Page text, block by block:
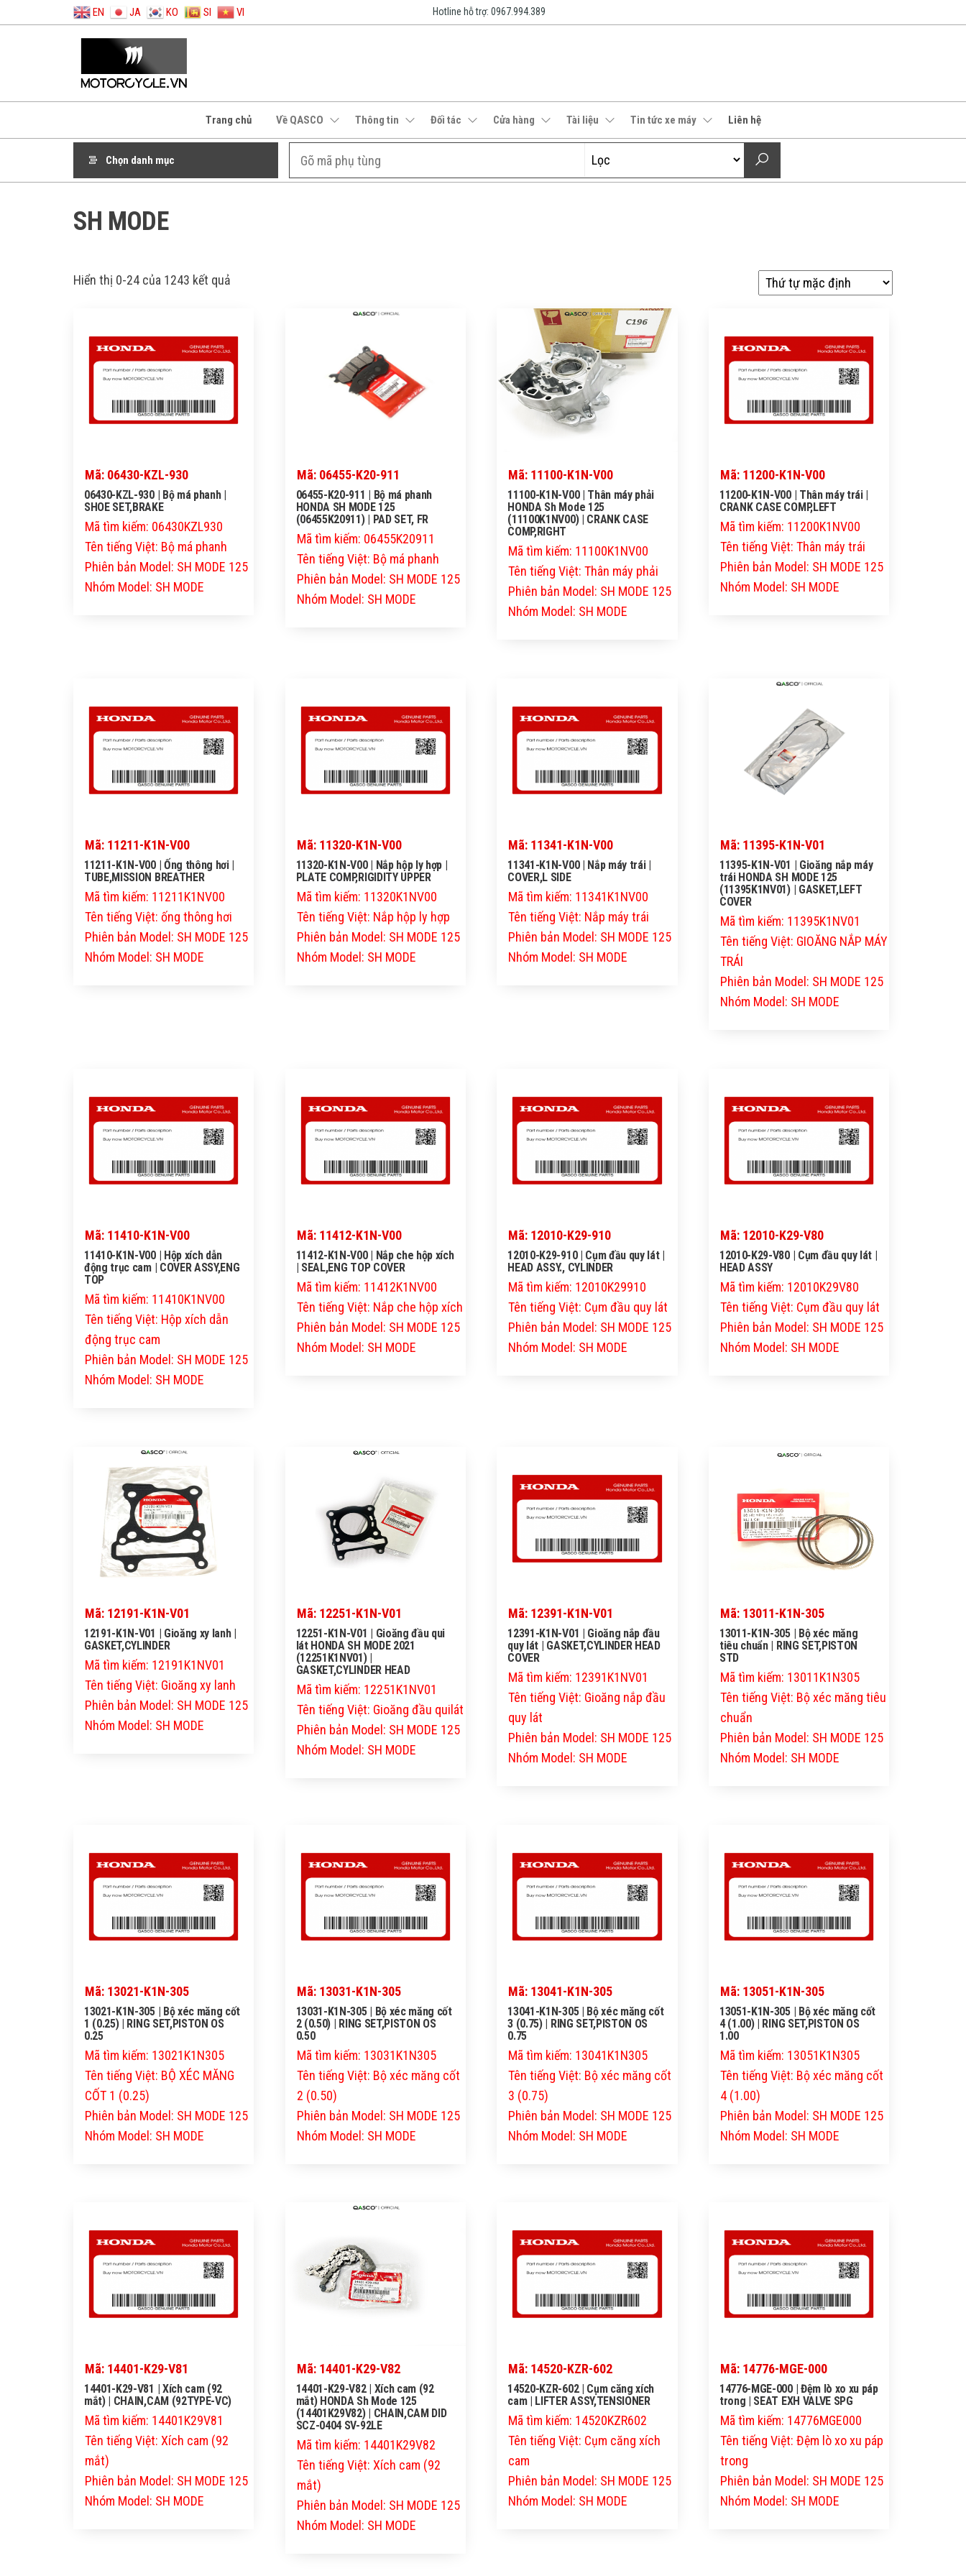
EN JA KO SI VI Hotline hỗ trợ: 0967.994.389
Trang chủ Về QASCO Thông tin Đối tác Cửa hàng Tài liệu Tin tức xe máy Liên hệ
Chọn danh mục
SH MODE
Hiển thị 0-24 của 1243 kết quả
Mã: 06430-KZL-930
06430-KZL-930 | Bộ má phanh |
SHOE SET,BRAKE
Mã tìm kiếm: 06430KZL930
Tên tiếng Việt: Bộ má phanh
Phiên bản Model: SH MODE 125
Nhóm Model: SH MODE
Mã: 06455-K20-911
06455-K20-911 | Bộ má phanh
HONDA SH MODE 125
(06455K20911) | PAD SET, FR
Mã tìm kiếm: 06455K20911
Tên tiếng Việt: Bộ má phanh
Phiên bản Model: SH MODE 125
Nhóm Model: SH MODE
Mã: 11100-K1N-V00
11100-K1N-V00 | Thân máy phải
HONDA Sh Mode 125
(11100K1NV00) | CRANK CASE
COMP,RIGHT
Mã tìm kiếm: 11100K1NV00
Tên tiếng Việt: Thân máy phải
Phiên bản Model: SH MODE 125
Nhóm Model: SH MODE
Mã: 11200-K1N-V00
11200-K1N-V00 | Thân máy trái |
CRANK CASE COMP,LEFT
Mã tìm kiếm: 11200K1NV00
Tên tiếng Việt: Thân máy trái
Phiên bản Model: SH MODE 125
Nhóm Model: SH MODE
Mã: 11211-K1N-V00
11211-K1N-V00 | Ống thông hơi |
TUBE,MISSION BREATHER
Mã tìm kiếm: 11211K1NV00
Tên tiếng Việt: ống thông hơi
Phiên bản Model: SH MODE 125
Nhóm Model: SH MODE
Mã: 11320-K1N-V00
11320-K1N-V00 | Nắp hộp ly hợp |
PLATE COMP,RIGIDITY UPPER
Mã tìm kiếm: 11320K1NV00
Tên tiếng Việt: Nắp hộp ly hợp
Phiên bản Model: SH MODE 125
Nhóm Model: SH MODE
Mã: 11341-K1N-V00
11341-K1N-V00 | Nắp máy trái |
COVER,L SIDE
Mã tìm kiếm: 11341K1NV00
Tên tiếng Việt: Nắp máy trái
Phiên bản Model: SH MODE 125
Nhóm Model: SH MODE
Mã: 11395-K1N-V01
11395-K1N-V01 | Gioăng nắp máy
trái HONDA SH MODE 125
(11395K1NV01) | GASKET,LEFT
COVER
Mã tìm kiếm: 11395K1NV01
Tên tiếng Việt: GIOĂNG NẮP MÁY
TRÁI
Phiên bản Model: SH MODE 125
Nhóm Model: SH MODE
Mã: 11410-K1N-V00
11410-K1N-V00 | Hộp xích dẫn
động trục cam | COVER ASSY,ENG
TOP
Mã tìm kiếm: 11410K1NV00
Tên tiếng Việt: Hộp xích dẫn
động trục cam
Phiên bản Model: SH MODE 125
Nhóm Model: SH MODE
Mã: 11412-K1N-V00
11412-K1N-V00 | Nắp che hộp xích
| SEAL,ENG TOP COVER
Mã tìm kiếm: 11412K1NV00
Tên tiếng Việt: Nắp che hộp xích
Phiên bản Model: SH MODE 125
Nhóm Model: SH MODE
Mã: 12010-K29-910
12010-K29-910 | Cụm đầu quy lát |
HEAD ASSY., CYLINDER
Mã tìm kiếm: 12010K29910
Tên tiếng Việt: Cụm đầu quy lát
Phiên bản Model: SH MODE 125
Nhóm Model: SH MODE
Mã: 12010-K29-V80
12010-K29-V80 | Cụm đầu quy lát |
HEAD ASSY
Mã tìm kiếm: 12010K29V80
Tên tiếng Việt: Cụm đầu quy lát
Phiên bản Model: SH MODE 125
Nhóm Model: SH MODE
Mã: 12191-K1N-V01
12191-K1N-V01 | Gioăng xy lanh |
GASKET,CYLINDER
Mã tìm kiếm: 12191K1NV01
Tên tiếng Việt: Gioăng xy lanh
Phiên bản Model: SH MODE 125
Nhóm Model: SH MODE
Mã: 12251-K1N-V01
12251-K1N-V01 | Gioăng đầu qui
lát HONDA SH MODE 2021
(12251K1NV01) |
GASKET,CYLINDER HEAD
Mã tìm kiếm: 12251K1NV01
Tên tiếng Việt: Gioăng đầu quilát
Phiên bản Model: SH MODE 125
Nhóm Model: SH MODE
Mã: 12391-K1N-V01
12391-K1N-V01 | Gioăng nắp đầu
quy lát | GASKET,CYLINDER HEAD
COVER
Mã tìm kiếm: 12391K1NV01
Tên tiếng Việt: Gioăng nắp đầu
quy lát
Phiên bản Model: SH MODE 125
Nhóm Model: SH MODE
Mã: 13011-K1N-305
13011-K1N-305 | Bộ xéc măng
tiêu chuẩn | RING SET,PISTON
STD
Mã tìm kiếm: 13011K1N305
Tên tiếng Việt: Bộ xéc măng tiêu
chuẩn
Phiên bản Model: SH MODE 125
Nhóm Model: SH MODE
Mã: 13021-K1N-305
13021-K1N-305 | Bộ xéc măng cốt
1 (0.25) | RING SET,PISTON OS
0.25
Mã tìm kiếm: 13021K1N305
Tên tiếng Việt: BỘ XÉC MĂNG
CỐT 1 (0.25)
Phiên bản Model: SH MODE 125
Nhóm Model: SH MODE
Mã: 13031-K1N-305
13031-K1N-305 | Bộ xéc măng cốt
2 (0.50) | RING SET,PISTON OS
0.50
Mã tìm kiếm: 13031K1N305
Tên tiếng Việt: Bộ xéc măng cốt
2 (0.50)
Phiên bản Model: SH MODE 125
Nhóm Model: SH MODE
Mã: 13041-K1N-305
13041-K1N-305 | Bộ xéc măng cốt
3 (0.75) | RING SET,PISTON OS
0.75
Mã tìm kiếm: 13041K1N305
Tên tiếng Việt: Bộ xéc măng cốt
3 (0.75)
Phiên bản Model: SH MODE 125
Nhóm Model: SH MODE
Mã: 13051-K1N-305
13051-K1N-305 | Bộ xéc măng cốt
4 (1.00) | RING SET,PISTON OS
1.00
Mã tìm kiếm: 13051K1N305
Tên tiếng Việt: Bộ xéc măng cốt
4 (1.00)
Phiên bản Model: SH MODE 125
Nhóm Model: SH MODE
Mã: 14401-K29-V81
14401-K29-V81 | Xích cam (92
mắt) | CHAIN,CAM (92TYPE-VC)
Mã tìm kiếm: 14401K29V81
Tên tiếng Việt: Xích cam (92
mắt)
Phiên bản Model: SH MODE 125
Nhóm Model: SH MODE
Mã: 14401-K29-V82
14401-K29-V82 | Xích cam (92
mắt) HONDA Sh Mode 125
(14401K29V82) | CHAIN,CAM DID
SCZ-0404 SV-92LE
Mã tìm kiếm: 14401K29V82
Tên tiếng Việt: Xích cam (92
mắt)
Phiên bản Model: SH MODE 125
Nhóm Model: SH MODE
Mã: 14520-KZR-602
14520-KZR-602 | Cụm căng xích
cam | LIFTER ASSY,TENSIONER
Mã tìm kiếm: 14520KZR602
Tên tiếng Việt: Cụm căng xích
cam
Phiên bản Model: SH MODE 125
Nhóm Model: SH MODE
Mã: 14776-MGE-000
14776-MGE-000 | Đệm lò xo xu páp
trong | SEAT EXH VALVE SPG
Mã tìm kiếm: 14776MGE000
Tên tiếng Việt: Đệm lò xo xu páp
trong
Phiên bản Model: SH MODE 125
Nhóm Model: SH MODE